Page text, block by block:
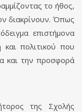
το ήθος,
διακρίνουν. Όπως
επιστήμονα
πολιτικού που
και την προσφορά
της Σχολής